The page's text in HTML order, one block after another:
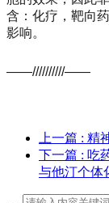
含：化疗，靶向
影响。
——//////////——
上一篇 : 精
下一篇 : 吃
与他汀个体